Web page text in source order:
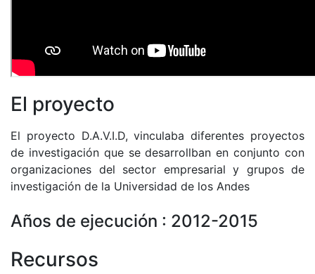
El proyecto
El proyecto D.A.V.I.D, vinculaba diferentes proyectos
de investigación que se desarrollban en conjunto con
organizaciones del sector empresarial y grupos de
investigación de la Universidad de los Andes
Años de ejecución : 2012-2015
Recursos